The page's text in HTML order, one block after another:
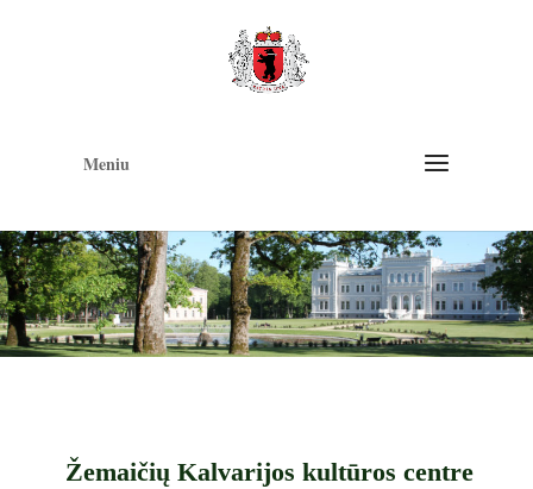
Meniu
Žemaičių Kalvarijos kultūros centre